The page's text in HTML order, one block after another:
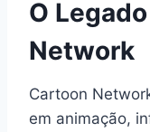
O
Network
Cartoon
em animação,